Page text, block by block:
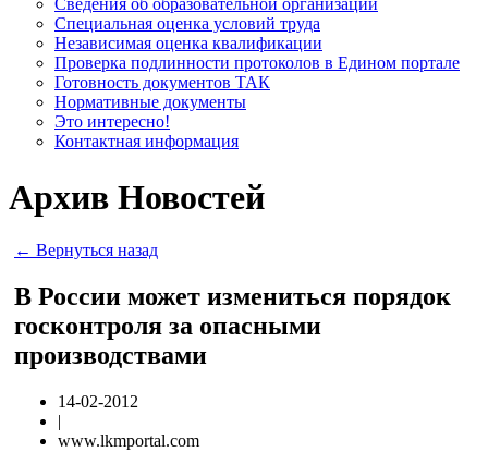
Сведения об образовательной организации
Cпециальная оценка условий труда
Независимая оценка квалификации
Проверка подлинности протоколов в Едином портале
Готовность документов ТАК
Нормативные документы
Это интересно!
Контактная информация
Архив Новостей
← Вернуться назад
В России может измениться порядок
госконтроля за опасными
производствами
14-02-2012
|
www.lkmportal.com